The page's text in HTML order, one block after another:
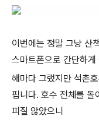
이번에는 정말 그냥 산
스마트폰으로 간단하게
해마다 그랬지만 석촌
핍니다. 호수 전체를 돌
피질 않았으니